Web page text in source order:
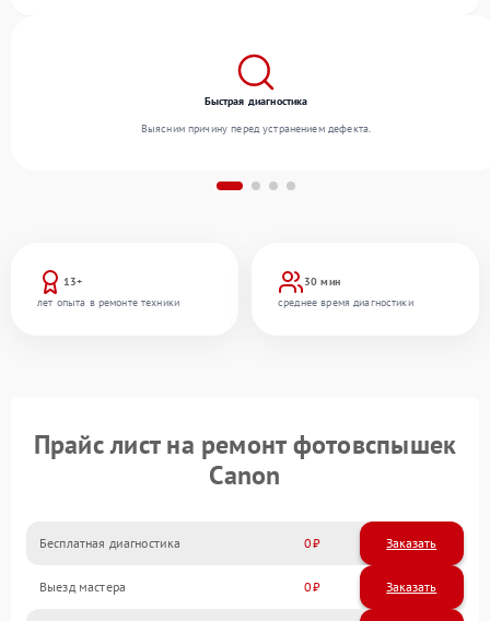
13+
лет опыта в ремонте техники
30 мин
среднее время диагностики
Быстрая диагностика
Выясним причину перед устранением дефекта.
Прайс лист на ремонт фотовспышек
Canon
Бесплатная диагностика 0 Заказать
Выезд мастера 0 Заказать